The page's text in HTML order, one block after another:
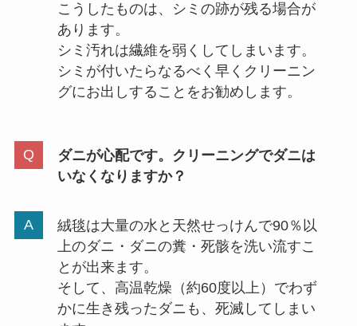
こうしたものは、シミの跡が残る場合が
あります。
シミ汚れは繊維を弱くしてしまいます。
シミが付いたらなるべく早くクリーニン
グにお出しすることをお勧めします。
ダニが心配です。クリーニングでダニは
いなくなりますか？
絨毯は大量の水と天然せっけんで90％以
上のダニ・ダニの糞・死骸を洗い流すこ
とが出来ます。
そして、高温乾燥（約60度以上）でわず
かに生き残ったダニも、死滅してしまい